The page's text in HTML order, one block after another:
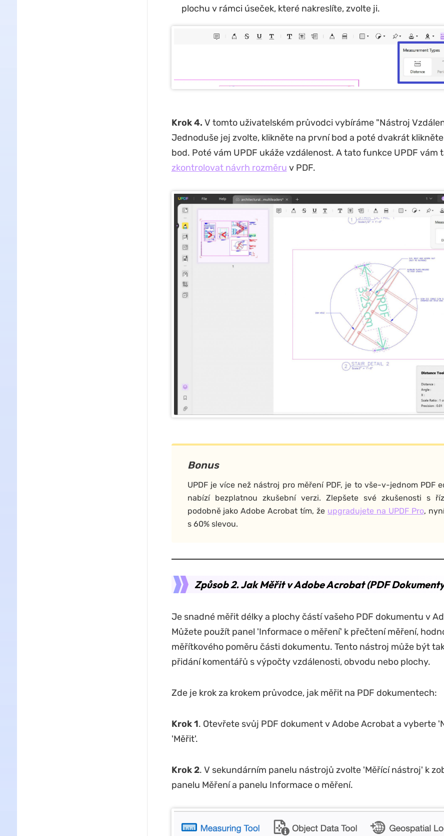
plochu v rámci úseček, které nakreslíte, zvolte ji.
Krok 4. V tomto uživatelském průvodci vybíráme "Nástroj
Jednoduše jej zvolte, klikněte na první bod a poté dvakrát
bod. Poté vám UPDF ukáže vzdálenost. A tato funkce UPDF vám
zkontrolovat návrh rozměru v PDF.
Bonus
UPDF je více než nástroj pro měření PDF, je to vše-v-jednom PDF
nabízí bezplatnou zkušební verzi. Zlepšete své zkušenosti s
podobně jako Adobe Acrobat tím, že upgradujete na UPDF Pro,
s 60% slevou.
Způsob 2. Jak Měřit v Adobe Acrobat (PDF
Je snadné měřit délky a plochy částí vašeho PDF dokumentu v
Můžete použít panel 'Informace o měření' k přečtení měření,
měřítkového poměru části dokumentu. Tento nástroj může být
přidání komentářů s výpočty vzdálenosti, obvodu nebo plochy.
Zde je krok za krokem průvodce, jak měřit na PDF dokumentech:
Krok 1. Otevřete svůj PDF dokument v Adobe Acrobat a vyberte
'Měřit'.
Krok 2. V sekundárním panelu nástrojů zvolte 'Měřící nástroj' k
panelu Měření a panelu Informace o měření.